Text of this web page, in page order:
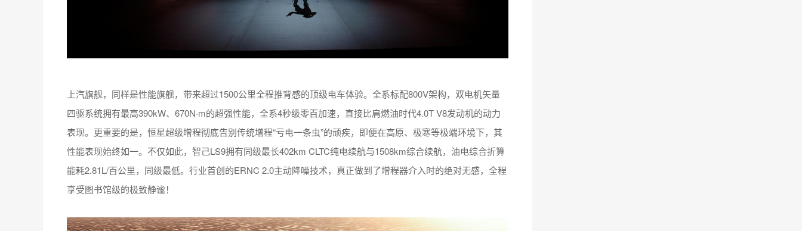
上汽旗舰，同样是性能旗舰，带来超过1500公里全程推背感的顶级电车体验。全系标配800V架构，双电机矢量
四驱系统拥有最高390kW、670N·m的超强性能，全系4秒级零百加速，直接比肩燃油时代4.0T V8发动机的动力
表现。更重要的是，恒星超级增程彻底告别传统增程“亏电一条虫”的顽疾，即便在高原、极寒等极端环境下，其
性能表现始终如一。不仅如此，智己LS9拥有同级最长402km CLTC纯电续航与1508km综合续航，油电综合折算
能耗2.81L/百公里，同级最低。行业首创的ERNC 2.0主动降噪技术，真正做到了增程器介入时的绝对无感，全程
享受图书馆级的极致静谧！